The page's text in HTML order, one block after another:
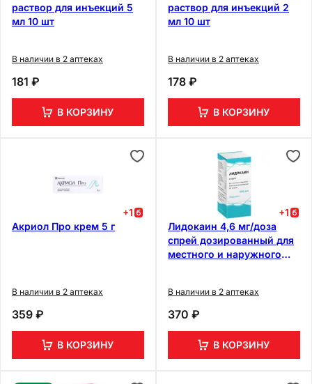
раствор для инъекций 5
мл 10 шт
В наличии в 2 аптеках
181 ₽
В КОРЗИНУ
раствор для инъекций 2
мл 10 шт
В наличии в 2 аптеках
178 ₽
В КОРЗИНУ
+1
Акриол Про крем 5 г
В наличии в 2 аптеках
359 ₽
В КОРЗИНУ
+1
Лидокаин 4,6 мг/доза
спрей дозированный для
местного и наружного
В наличии в 2 аптеках
370 ₽
В КОРЗИНУ